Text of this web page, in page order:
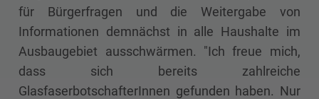
für Bürgerfragen und die Weitergabe von
Informationen demnächst in alle Haushalte im
Ausbaugebiet ausschwärmen. "Ich freue mich,
dass sich bereits zahlreiche
GlasfaserbotschafterInnen gefunden haben. Nur